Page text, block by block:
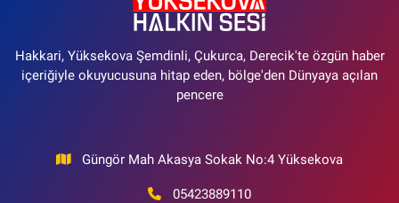
Hakkari, Yüksekova Şemdinli, Çukurca, Derecik'te özgün haber
içeriğiyle okuyucusuna hitap eden, bölge'den Dünyaya açılan
pencere
Güngör Mah Akasya Sokak No:4 Yüksekova
05423889110